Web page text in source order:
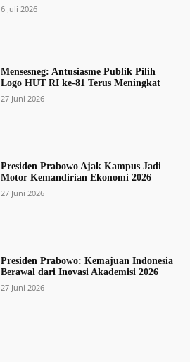
6 Juli 2026
Mensesneg: Antusiasme Publik Pilih
Logo HUT RI ke-81 Terus Meningkat
27 Juni 2026
Presiden Prabowo Ajak Kampus Jadi
Motor Kemandirian Ekonomi 2026
27 Juni 2026
Presiden Prabowo: Kemajuan Indonesia
Berawal dari Inovasi Akademisi 2026
27 Juni 2026